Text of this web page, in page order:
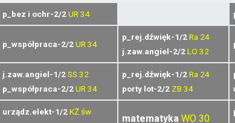
p_bez i ochr-2/2UR 34
p_współpraca-2/2UR 34
p_rej.dźwięk-1/2Ra 24
j.zaw.angiel-2/2LO 32
j.zaw.angiel-1/2SS 32
p_współpraca-2/2UR 34
p_rej.dźwięk-1/2Ra 24
porty lot-2/2 ZB 34
urządz.elekt-1/2KŻśw
matematyka WO 30